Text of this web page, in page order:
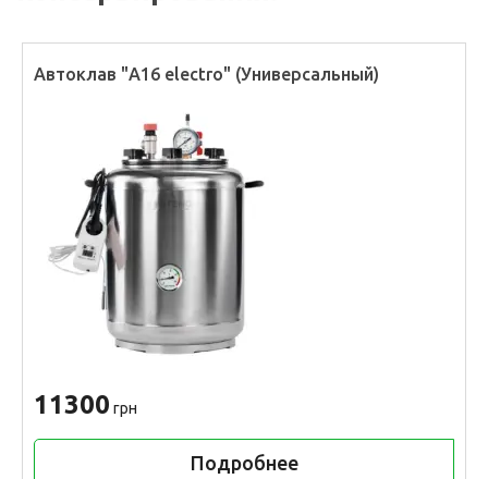
Автоклав "А16 electro" (Универсальный)
11300 грн
Подробнее